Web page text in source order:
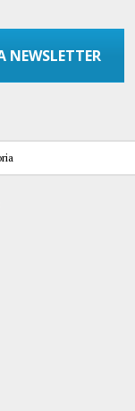
NEWSLETTER